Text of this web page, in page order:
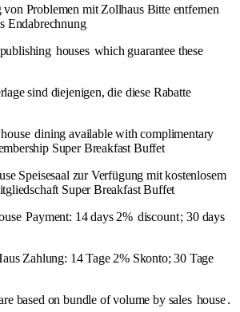
von Problemen mit Zollhaus Bitte entfernen
Endabrechnung
houses which guarantee these
sind diejenigen, die diese Rabatte
house dining available with complimentary
Super Breakfast Buffet
Speisesaal zur Verfügung mit kostenlosem
Super Breakfast Buffet
Payment: 14 days 2% discount; 30 days
Zahlung: 14 Tage 2% Skonto; 30 Tage
based on bundle of volume by sales house.